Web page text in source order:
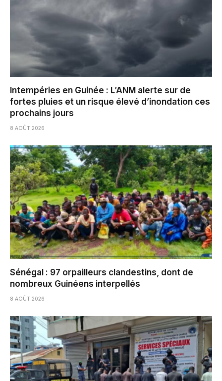
Intempéries en Guinée : L’ANM alerte sur de
fortes pluies et un risque élevé d’inondation ces
prochains jours
8 AOÛT 2026
Sénégal : 97 orpailleurs clandestins, dont de
nombreux Guinéens interpellés
8 AOÛT 2026